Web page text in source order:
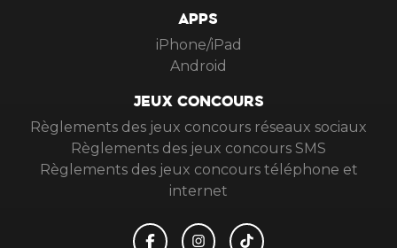
APPS
iPhone/iPad
Android
JEUX CONCOURS
Règlements des jeux concours réseaux sociaux
Règlements des jeux concours SMS
Règlements des jeux concours téléphone et
internet